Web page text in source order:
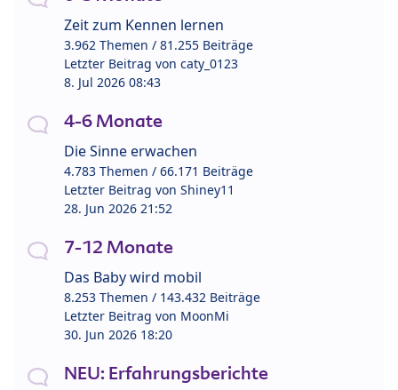
Zeit zum Kennen lernen
3.962 Themen / 81.255 Beiträge
Letzter Beitrag von caty_0123
8. Jul 2026 08:43
4-6 Monate
Die Sinne erwachen
4.783 Themen / 66.171 Beiträge
Letzter Beitrag von Shiney11
28. Jun 2026 21:52
7-12 Monate
Das Baby wird mobil
8.253 Themen / 143.432 Beiträge
Letzter Beitrag von MoonMi
30. Jun 2026 18:20
NEU: Erfahrungsberichte